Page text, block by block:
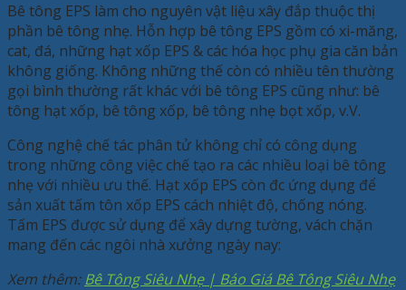
Bê tông EPS làm cho nguyên vật liệu xây đắp thuộc thị
phần bê tông nhẹ. Hỗn hợp bê tông EPS gồm có xi-măng,
cat, đá, những hạt xốp EPS & các hóa học phụ gia căn bản
không giống. Không những thế còn có nhiều tên thường
gọi bình thường rất khác với bê tông EPS cũng như: bê
tông hạt xốp, bê tông xốp, bê tông nhẹ bọt xốp, v.V.
Công nghệ chế tác phân tử không chỉ có công dụng
trong những công việc chế tạo ra các nhiều loại bê tông
nhẹ với nhiều ưu thế. Hạt xốp EPS còn đc ứng dụng để
sản xuất tấm tôn xốp EPS cách nhiệt độ, chống nóng.
Tấm EPS được sử dụng để xây dựng tường, vách chặn
mang đến các ngôi nhà xưởng ngày nay:
Xem thêm:Bê Tông Siêu Nhẹ | Báo Giá Bê Tông Siêu Nhẹ